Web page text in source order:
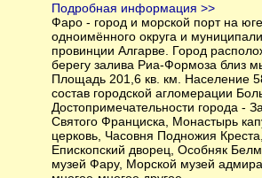
Подробная информация >>
Фаро - город и морской порт на
одноимённого округа и
провинции Алгарве. Город
берегу залива Риа-Формоза близ
Площадь 201,6 кв. км. Население
состав городской агломерации
Достопримечательности города -
Святого Франциска, Монастырь
церковь, Часовня Подножия
Епископский дворец, Особняк
музей Фару, Морской музей